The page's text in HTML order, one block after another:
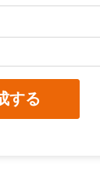
する